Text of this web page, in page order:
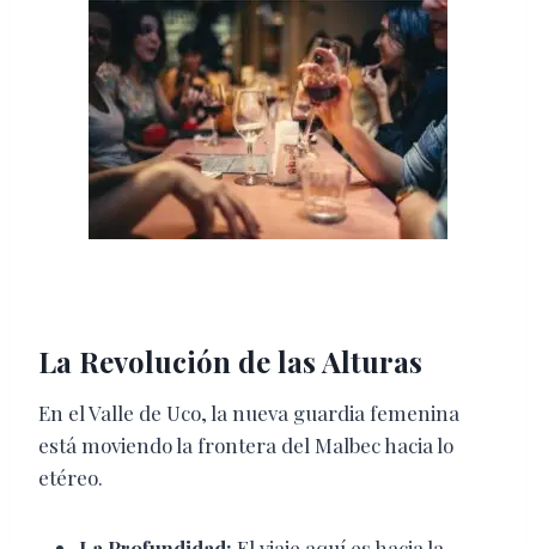
La Revolución de las Alturas
En el Valle de Uco, la nueva guardia femenina
está moviendo la frontera del Malbec hacia lo
etéreo.